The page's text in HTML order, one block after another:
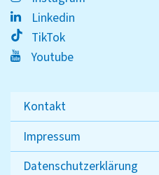
Linkedin
TikTok
Youtube
Kontakt
Impressum
Datenschutzerklärung